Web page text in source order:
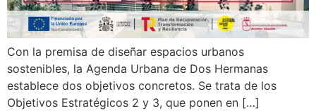
Con la premisa de diseñar espacios urbanos
sostenibles, la Agenda Urbana de Dos Hermanas
establece dos objetivos concretos. Se trata de los
Objetivos Estratégicos 2 y 3, que ponen en […]